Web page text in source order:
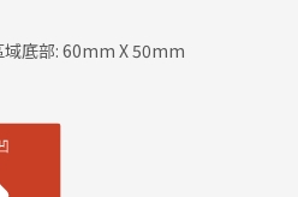
底部: 60mm X 50mm